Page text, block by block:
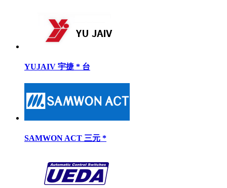
YUJAIV 宇捷 * 台
SAMWON ACT 三元 *